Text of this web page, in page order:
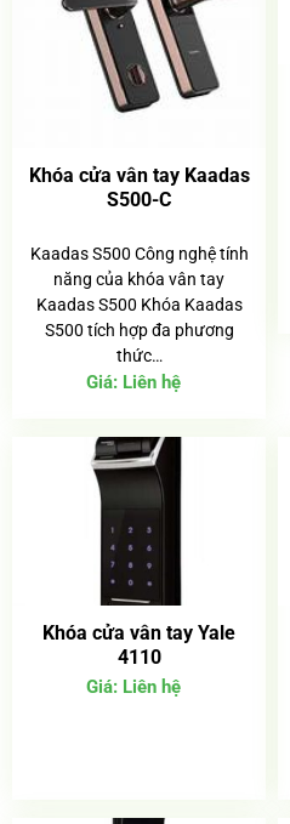
Khóa cửa vân tay Kaadas
S500-C
Kaadas S500 Công nghệ tính
năng của khóa vân tay
Kaadas S500 Khóa Kaadas
S500 tích hợp đa phương
thức…
Giá: Liên hệ
Khóa cửa vân tay Yale
4110
Giá: Liên hệ